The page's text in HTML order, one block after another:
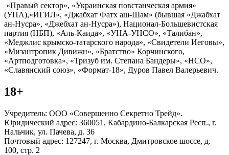
«Правый сектор», «Украинская повстанческая армия»
(УПА),«ИГИЛ», «Джабхат Фатх аш-Шам» (бывшая «Джабхат
ан-Нусра», «Джебхат ан-Нусра»), Национал-Большевистская
партия (НБП), «Аль-Каида», «УНА-УНСО», «Талибан»,
«Меджлис крымско-татарского народа», «Свидетели Иеговы»,
«Мизантропик Дивижн», «Братство» Корчинского,
«Артподготовка», «Тризуб им. Степана Бандеры», «НСО»,
«Славянский союз», «Формат-18», Дуров Павел Валерьевич.
18+
Учредитель: ООО «Совершенно Секретно Трейд».
Юридический адрес: 360051, Кабардино-Балкарская Респ., г.
Нальчик, ул. Пачева, д. 36
Почтовый адрес: 127247, г. Москва, Дмитровское шоссе, д.
100, стр. 2